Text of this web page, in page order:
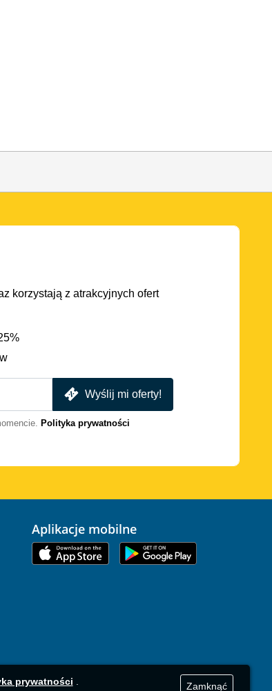
korzystają z atrakcyjnych ofert
Wyślij mi oferty!
Polityka prywatności
Aplikacje mobilne
prywatności . Zamknąć